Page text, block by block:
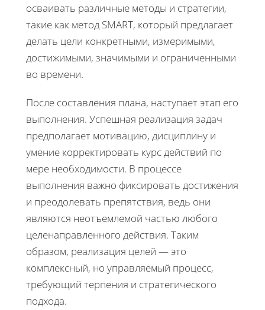
осваивать различные методы и стратегии,
такие как метод SMART, который предлагает
делать цели конкретными, измеримыми,
достижимыми, значимыми и ограниченными
во времени.
После составления плана, наступает этап его
выполнения. Успешная реализация задач
предполагает мотивацию, дисциплину и
умение корректировать курс действий по
мере необходимости. В процессе
выполнения важно фиксировать достижения
и преодолевать препятствия, ведь они
являются неотъемлемой частью любого
целенаправленного действия. Таким
образом, реализация целей — это
комплексный, но управляемый процесс,
требующий терпения и стратегического
подхода.